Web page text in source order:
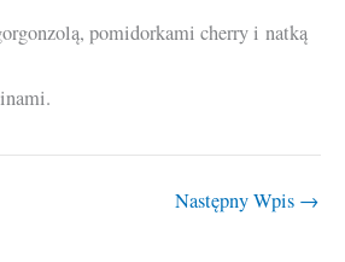
pomidorkami cherry i natką
Następny Wpis →